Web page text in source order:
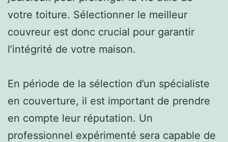
votre toiture. Sélectionner le meilleur
couvreur est donc crucial pour garantir
l’intégrité de votre maison.
En période de la sélection d’un spécialiste
en couverture, il est important de prendre
en compte leur réputation. Un
professionnel expérimenté sera capable de